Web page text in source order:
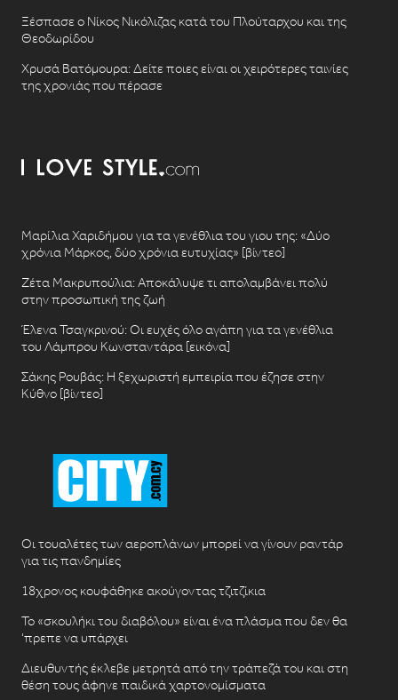
Ξέσπασε ο Νίκος Νικόλιζας κατά του Πλούταρχου και της
Θεοδωρίδου
Χρυσά Βατόμουρα: Δείτε ποιες είναι οι χειρότερες ταινίες
της χρονιάς που πέρασε
Μαρίλια Χαριδήμου για τα γενέθλια του γιου της: «Δύο
χρόνια Μάρκος, δύο χρόνια ευτυχίας» [βίντεο]
Ζέτα Μακρυπούλια: Αποκάλυψε τι απολαμβάνει πολύ
στην προσωπική της ζωή
Έλενα Τσαγκρινού: Οι ευχές όλο αγάπη για τα γενέθλια
του Λάμπρου Κωνσταντάρα [εικόνα]
Σάκης Ρουβάς: Η ξεχωριστή εμπειρία που έζησε στην
Κύθνο [βίντεο]
Οι τουαλέτες των αεροπλάνων μπορεί να γίνουν ραντάρ
για τις πανδημίες
18χρονος κουφάθηκε ακούγοντας τζιτζίκια
Το «σκουλήκι του διαβόλου» είναι ένα πλάσμα που δεν θα
‘πρεπε να υπάρχει
Διευθυντής έκλεβε μετρητά από την τράπεζά του και στη
θέση τους άφηνε παιδικά χαρτονομίσματα